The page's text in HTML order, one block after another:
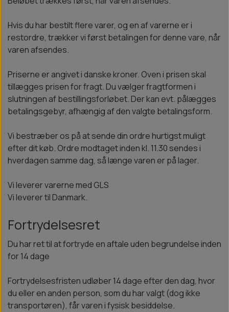
Hvis du har bestilt flere varer, og en af varerne er i
restordre, trækker vi først betalingen for denne vare, når
varen afsendes.
Priserne er angivet i danske kroner. Oven i prisen skal
tillægges prisen for fragt. Du vælger fragtformen i
slutningen af bestillingsforløbet. Der kan evt. pålægges
betalingsgebyr, afhængig af den valgte betalingsform.
Vi bestræber os på at sende din ordre hurtigst muligt
efter dit køb. Ordre modtaget inden kl. 11.30 sendes i
hverdagen samme dag, så længe varen er på lager.
Vi leverer varerne med GLS
Vi leverer til Danmark.
Fortrydelsesret
Du har ret til at fortryde en aftale uden begrundelse inden
for 14 dage
Fortrydelsesfristen udløber 14 dage efter den dag, hvor
du eller en anden person, som du har valgt (dog ikke
transportøren), får varen i fysisk besiddelse.